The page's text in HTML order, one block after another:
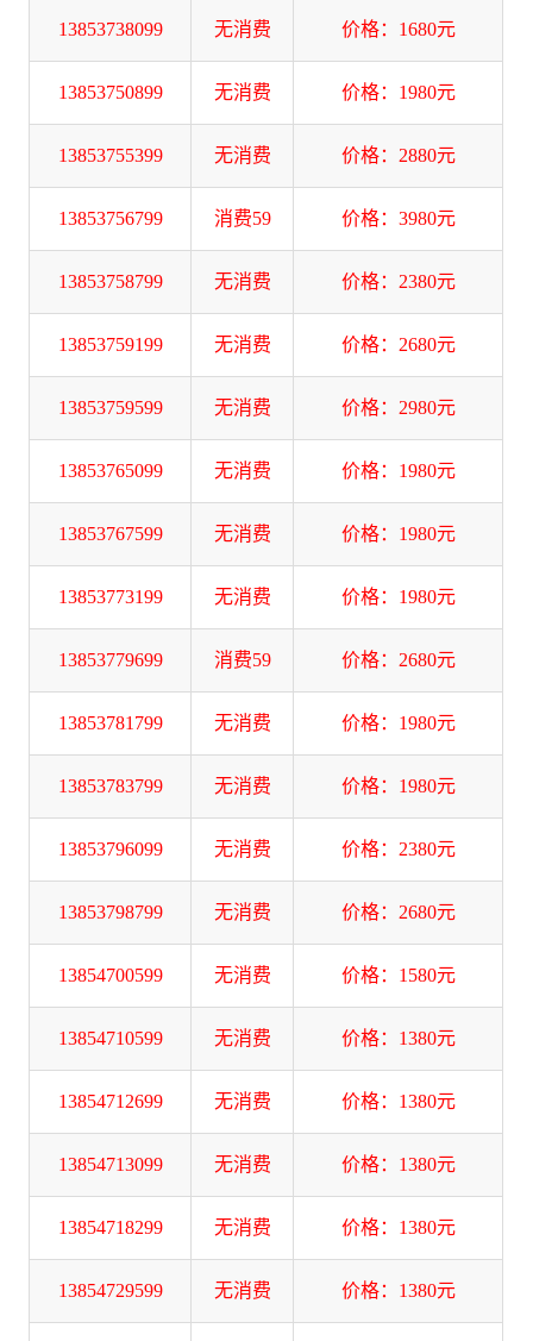
13853738099 无消费 价格：1680元
13853750899 无消费 价格：1980元
13853755399 无消费 价格：2880元
13853756799 消费59 价格：3980元
13853758799 无消费 价格：2380元
13853759199 无消费 价格：2680元
13853759599 无消费 价格：2980元
13853765099 无消费 价格：1980元
13853767599 无消费 价格：1980元
13853773199 无消费 价格：1980元
13853779699 消费59 价格：2680元
13853781799 无消费 价格：1980元
13853783799 无消费 价格：1980元
13853796099 无消费 价格：2380元
13853798799 无消费 价格：2680元
13854700599 无消费 价格：1580元
13854710599 无消费 价格：1380元
13854712699 无消费 价格：1380元
13854713099 无消费 价格：1380元
13854718299 无消费 价格：1380元
13854729599 无消费 价格：1380元